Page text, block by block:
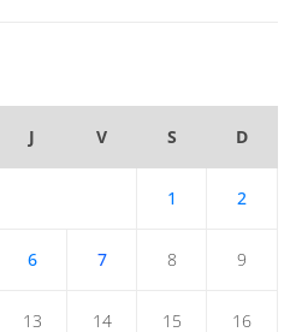
J V S D
1 2
6 7 8 9
13 14 15 16